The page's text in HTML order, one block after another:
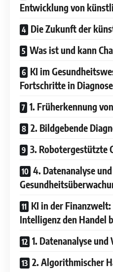
Entwicklung von
Die Zukunft der
Was ist und kann
KI im
Fortschritte in
1. Früherkennung
2. Bildgebende
3. Robotergestützte
4. Datenanalyse und
KI in der
Intelligenz den Handel
1. Datenanalyse und
2. Algorithmischer